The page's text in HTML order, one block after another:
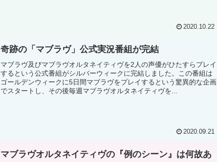
2020.10.22
奇跡の「マブラヴ」公式実況番組が完結
マブラヴ及びマブラヴオルタネイティヴを2人の声優がひたすらプレイ
するという公式番組がシルバーウィークに完結しました。この番組は
ゴールデンウィークに5日間マブラヴをプレイするという驚異的な企画
でスタートし、その後毎週マブラヴオルタネイティヴを...
2020.09.21
マブラヴオルタネイティヴの『例のシーン』は何故あ